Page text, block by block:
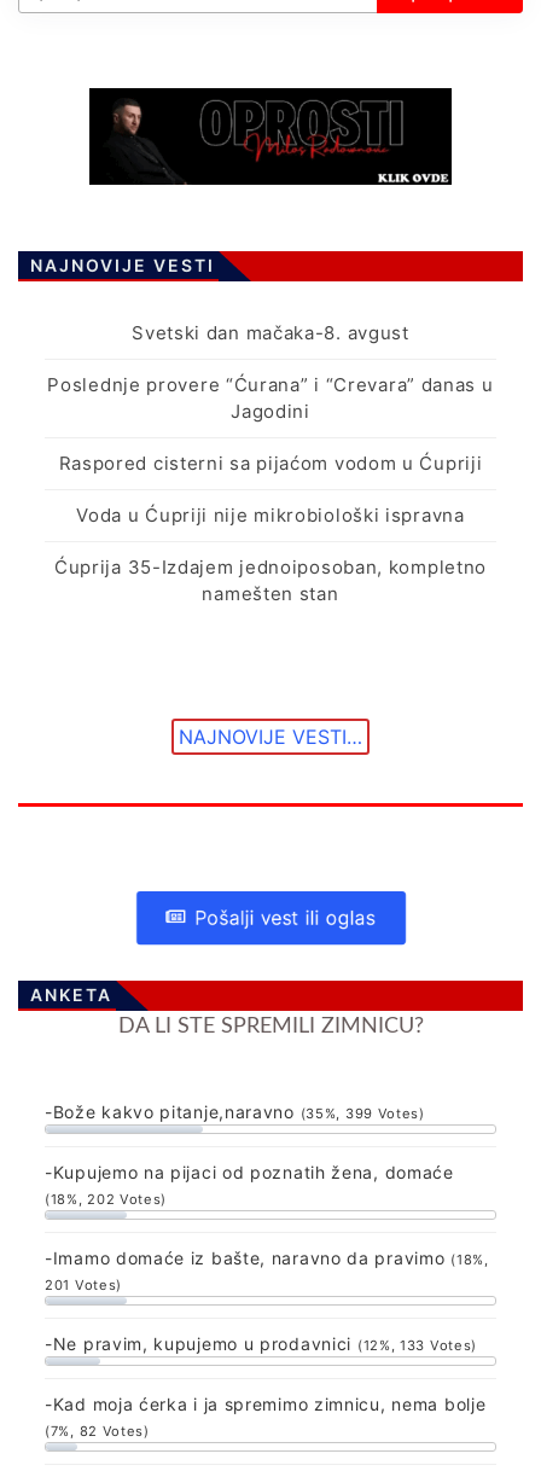
NAJNOVIJE VESTI
Svetski dan mačaka-8. avgust
Poslednje provere “Ćurana” i “Crevara” danas u
Jagodini
Raspored cisterni sa pijaćom vodom u Ćupriji
Voda u Ćupriji nije mikrobiološki ispravna
Ćuprija 35-Izdajem jednoiposoban, kompletno
namešten stan
NAJNOVIJE VESTI…
Pošalji vest ili oglas
ANKETA
DA LI STE SPREMILI ZIMNICU?
-Bože kakvo pitanje,naravno (35%, 399 Votes)
-Kupujemo na pijaci od poznatih žena, domaće
(18%, 202 Votes)
-Imamo domaće iz bašte, naravno da pravimo (18%,
201 Votes)
-Ne pravim, kupujemo u prodavnici (12%, 133 Votes)
-Kad moja ćerka i ja spremimo zimnicu, nema bolje
(7%, 82 Votes)